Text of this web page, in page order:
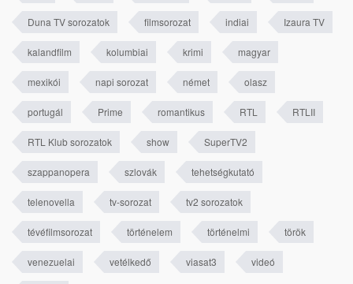
Duna TV sorozatok filmsorozat indiai Izaura TV
kalandfilm kolumbiai krimi magyar
mexikói napi sorozat német olasz
portugál Prime romantikus RTL RTLII
RTL Klub sorozatok show SuperTV2
szappanopera szlovák tehetségkutató
telenovella tv-sorozat tv2 sorozatok
tévéfilmsorozat történelem történelmi török
venezuelai vetélkedő viasat3 videó